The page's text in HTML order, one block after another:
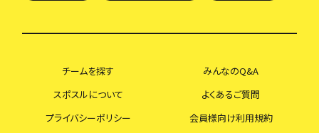
チームを探す
みんなのQ&A
スポスルについて
よくあるご質問
プライバシーポリシー
会員様向け利用規約